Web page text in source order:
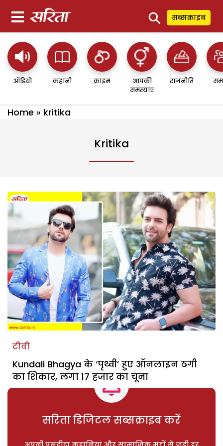
⚲ सब्सक्राइब
ऑडियो कहानी क्राइम
आपकी
समस्याएं
राजनीति
Home » kritika
Kritika
टीवी
Kundali Bhagya के ‘पृथ्वी’ हुए ऑनलाइन ठगी
का शिकार, लगा 17 हजार का चूना
सरिता डिजिटल सब्सक्राइब करें